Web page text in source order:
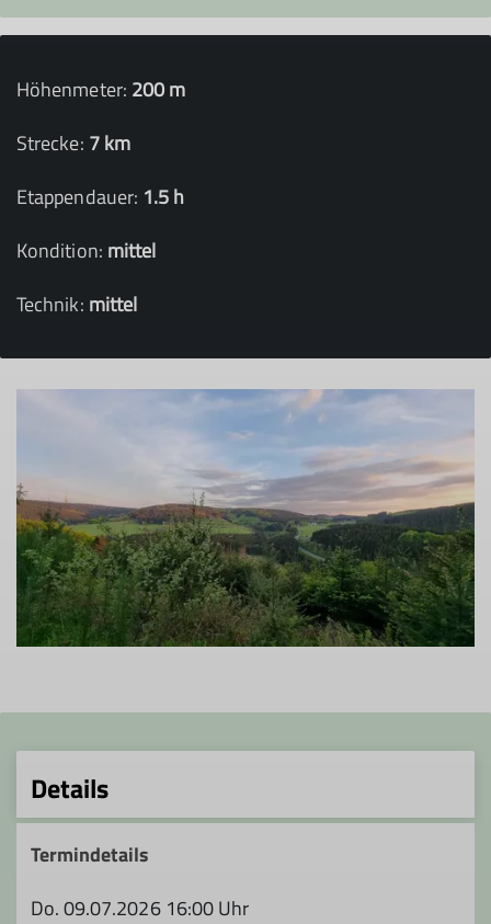
Höhenmeter: 200 m
Strecke: 7 km
Etappendauer: 1.5 h
Kondition: mittel
Technik: mittel
Details
Termindetails
Do. 09.07.2026 16:00 Uhr